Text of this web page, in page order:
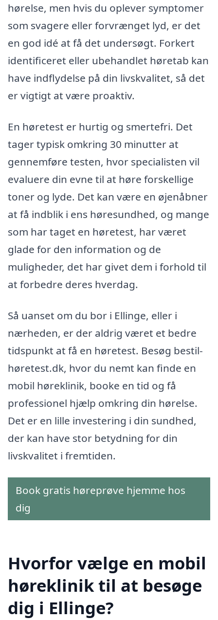
hørelse, men hvis du oplever symptomer
som svagere eller forvrænget lyd, er det
en god idé at få det undersøgt. Forkert
identificeret eller ubehandlet høretab kan
have indflydelse på din livskvalitet, så det
er vigtigt at være proaktiv.
En høretest er hurtig og smertefri. Det
tager typisk omkring 30 minutter at
gennemføre testen, hvor specialisten vil
evaluere din evne til at høre forskellige
toner og lyde. Det kan være en øjenåbner
at få indblik i ens høresundhed, og mange
som har taget en høretest, har været
glade for den information og de
muligheder, det har givet dem i forhold til
at forbedre deres hverdag.
Så uanset om du bor i Ellinge, eller i
nærheden, er der aldrig været et bedre
tidspunkt at få en høretest. Besøg bestil-
høretest.dk, hvor du nemt kan finde en
mobil høreklinik, booke en tid og få
professionel hjælp omkring din hørelse.
Det er en lille investering i din sundhed,
der kan have stor betydning for din
livskvalitet i fremtiden.
Book gratis høreprøve hjemme hos
dig
Hvorfor vælge en mobil
høreklinik til at besøge
dig i Ellinge?